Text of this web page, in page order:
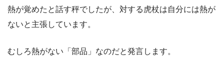
熱が覚めたと話す秤でしたが、対する虎杖は自分には熱が
ないと主張しています。
むしろ熱がない「部品」なのだと発言します。